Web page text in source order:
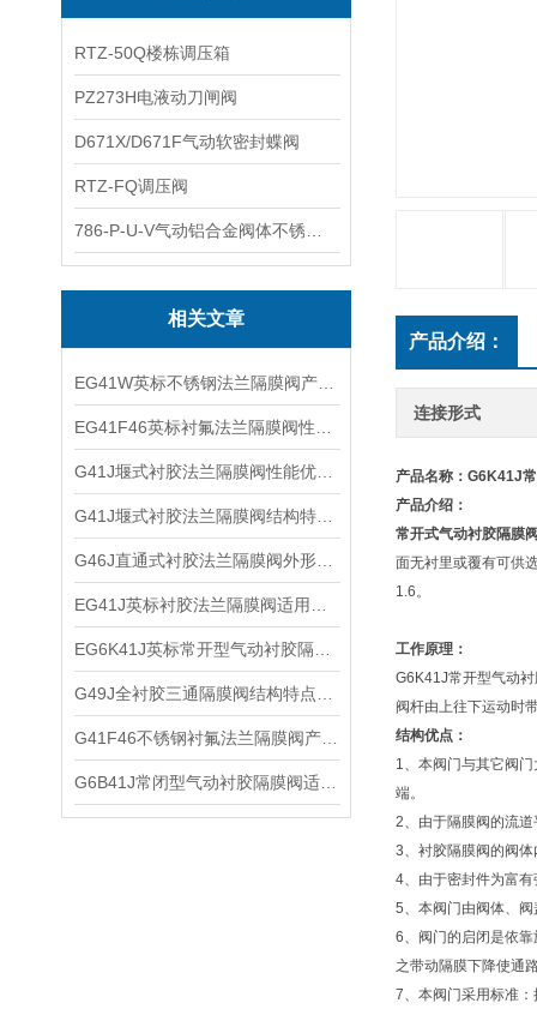
RTZ-50Q楼栋调压箱
PZ273H电液动刀闸阀
D671X/D671F气动软密封蝶阀
RTZ-FQ调压阀
相关文章
产品介绍：
连接形式
产品名称：G6K41J
产品介绍：
常开式气动衬胶隔膜
面无衬里或覆有可供
1.6。
工作原理：
G6K41J常开型气动
阀杆由上往下运动时
结构优点：
1、本阀门与其它阀
端。
2、由于隔膜阀的流
3、衬胶隔膜阀的阀
4、由于密封件为富
5、本阀门由阀体、
6、阀门的启闭是依
之带动隔膜下降使通
7、本阀门采用标准